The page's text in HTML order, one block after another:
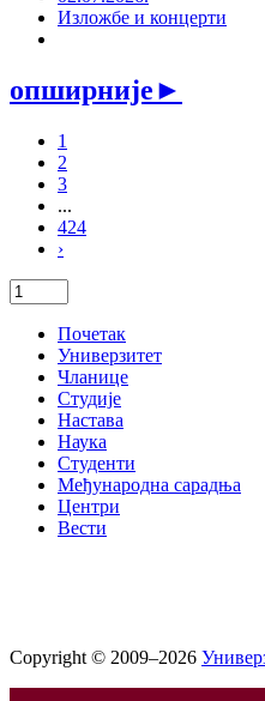
Изложбе и концерти
опширније►
1
2
3
...
424
›
Почетак
Универзитет
Чланице
Студије
Настава
Наука
Студенти
Међународна сарадња
Центри
Вести
Copyright © 2009–2026